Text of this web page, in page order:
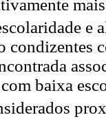
e
condizentes
baixa